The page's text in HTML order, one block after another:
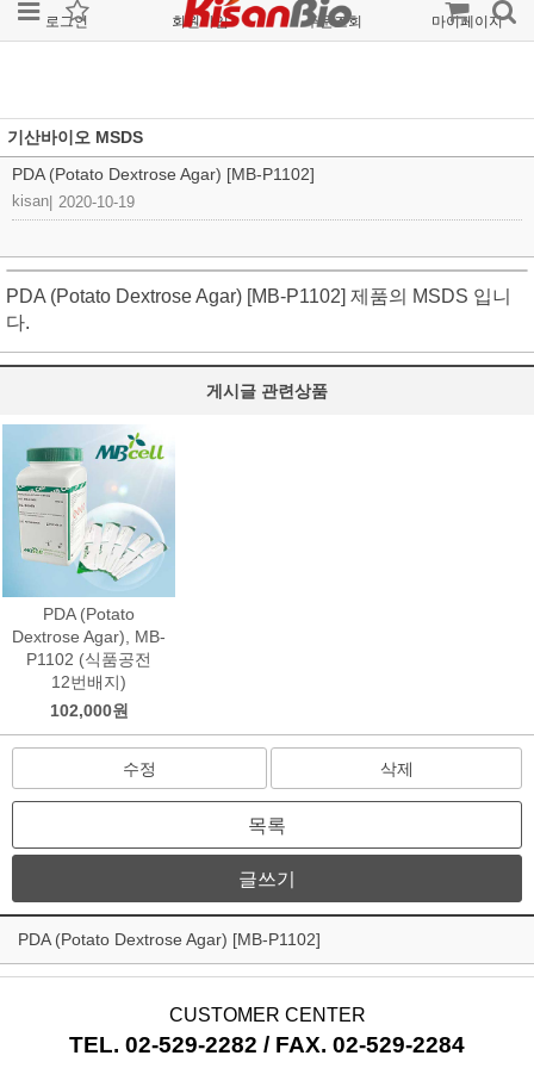
로그인 회원가입 주문조회 마이페이지
기산바이오 MSDS
PDA (Potato Dextrose Agar) [MB-P1102]
kisan 2020-10-19
PDA (Potato Dextrose Agar) [MB-P1102] 제품의 MSDS 입니
다.
게시글 관련상품
PDA (Potato
Dextrose Agar), MB-
P1102 (식품공전
12번배지)
102,000원
수정 삭제
목록
글쓰기
PDA (Potato Dextrose Agar) [MB-P1102]
CUSTOMER CENTER
TEL. 02-529-2282 / FAX. 02-529-2284